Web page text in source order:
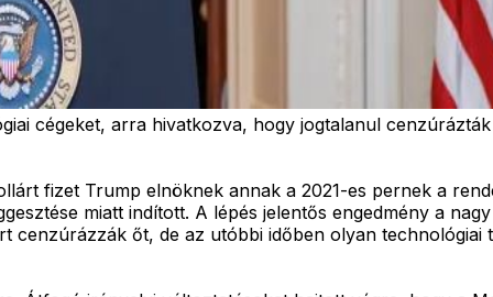
cégeket, arra hivatkozva, hogy jogtalanul
fizet Trump elnöknek annak a 2021-es pernek a
miatt indított. A lépés jelentős engedmény a
cenzúrázzák őt, de az utóbbi időben olyan